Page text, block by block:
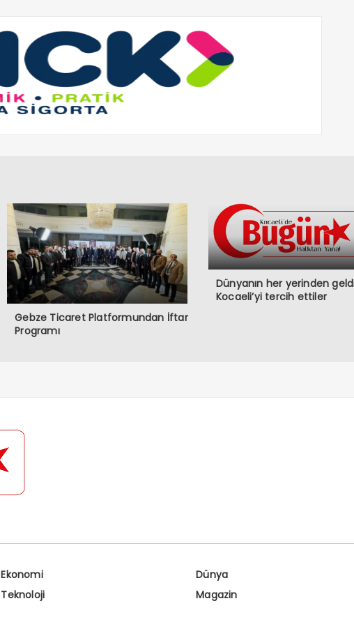
Gebze Ticaret Platformundan İftar
Programı
Dünyanın her yerinden
Kocaeli’yi tercih ettiler
Ekonomi
Dünya
Teknoloji
Magazin